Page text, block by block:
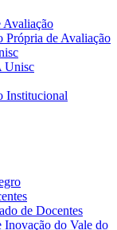
Avaliação
Própria de Avaliação
Unisc
Institucional
de Docentes
Inovação do Vale do